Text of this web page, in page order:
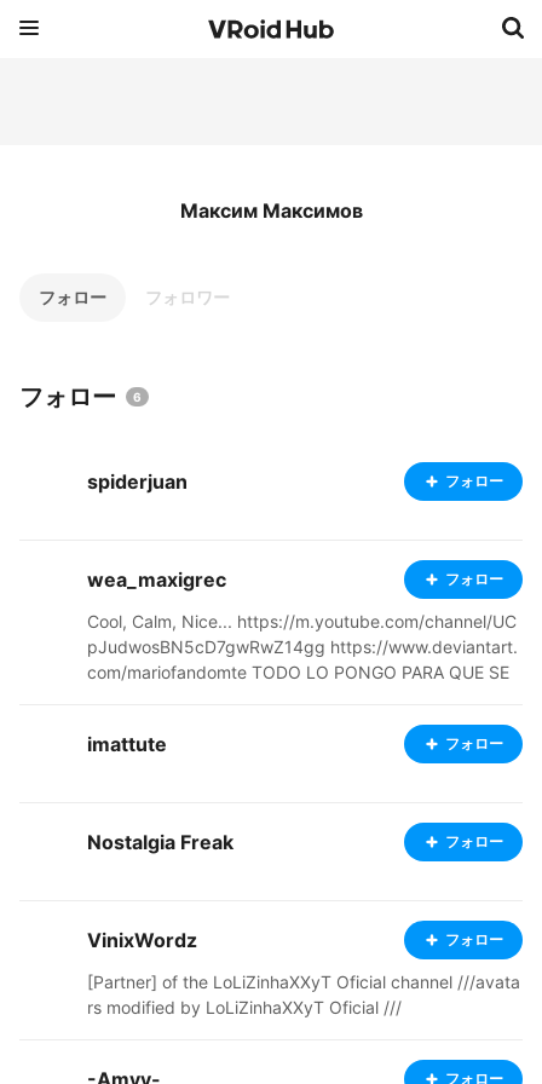
Максим Максимов
フォロー フォロワー
フォロー 6
spiderjuan フォロー
wea_maxigrec フォロー
Cool, Calm, Nice... https://m.youtube.com/channel/UC
pJudwosBN5cD7gwRwZ14gg https://www.deviantart.
com/mariofandomte TODO LO PONGO PARA QUE SE
eneral, I also make my own cool skins I PUT EVERYTHI
NG FOR DOWNLOAD -my previous name was GOKUT
imattute フォロー
Nostalgia Freak フォロー
VinixWordz フォロー
[Partner] of the LoLiZinhaXXyT Oficial channel ///avata
rs modified by LoLiZinhaXXyT Oficial ///
-Amyy- フォロー